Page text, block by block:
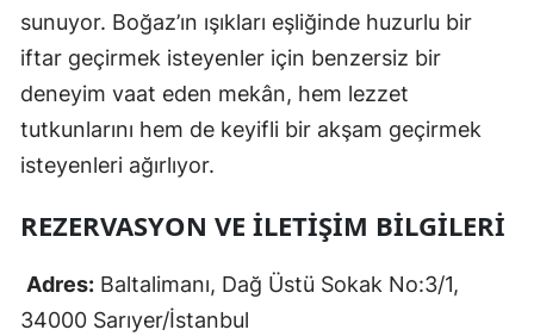
sunuyor. Boğaz’ın ışıkları eşliğinde huzurlu bir
iftar geçirmek isteyenler için benzersiz bir
deneyim vaat eden mekân, hem lezzet
tutkunlarını hem de keyifli bir akşam geçirmek
isteyenleri ağırlıyor.
REZERVASYON VE İLETIŞIM BILGILERI
Adres: Baltalimanı, Dağ Üstü Sokak No:3/1,
34000 Sarıyer/İstanbul